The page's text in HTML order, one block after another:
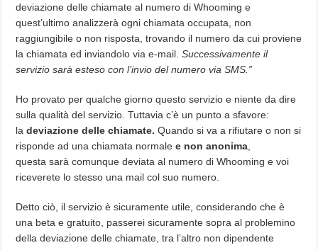
deviazione delle chiamate al numero di Whooming e
quest’ultimo analizzerà ogni chiamata occupata, non
raggiungibile o non risposta, trovando il numero da cui proviene
la chiamata ed inviandolo via e-mail.Successivamente il
servizio sarà esteso con l’invio del numero via SMS.”
Ho provato per qualche giorno questo servizio e niente da dire
sulla qualità del servizio. Tuttavia c’è un punto a sfavore:
ladeviazione delle chiamate. Quando si va a rifiutare o non si
risponde ad una chiamata normale e non anonima
questa sarà comunque deviata al numero di Whooming e voi
riceverete lo stesso una mail col suo numero.
Detto ciò, il servizio è sicuramente utile, considerando che è
una beta e gratuito, passerei sicuramente sopra al problemino
della deviazione delle chiamate, tra l’altro non dipendente